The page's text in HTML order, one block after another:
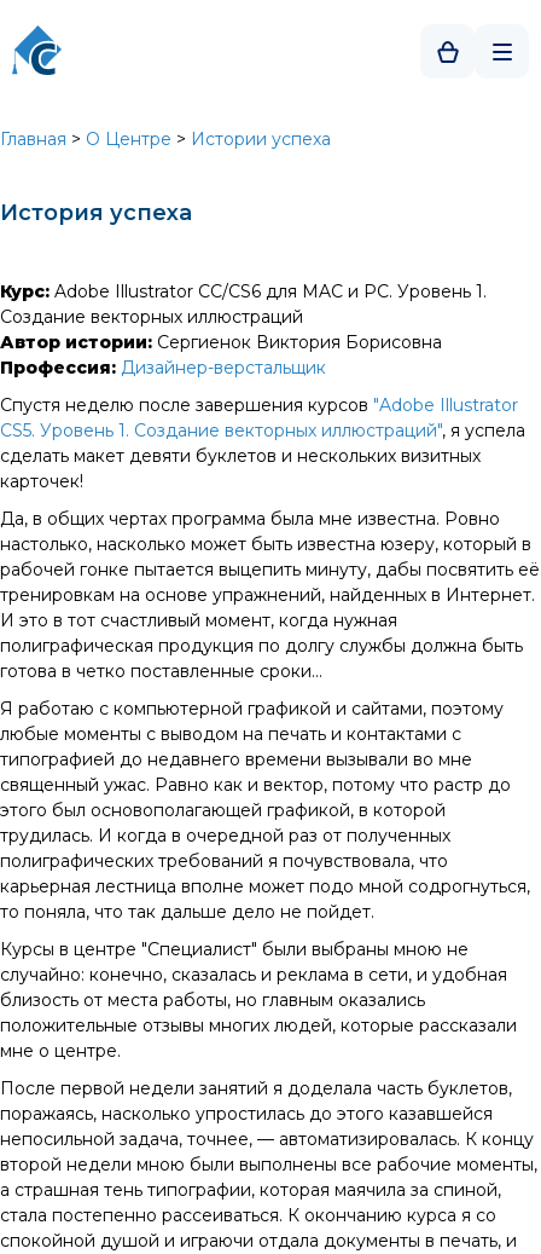
Главная > О Центре > Истории успеха
История успеха
Курс: Adobe Illustrator CC/CS6 для MAC и PC. Уровень 1.
Создание векторных иллюстраций
Автор истории: Сергиенок Виктория Борисовна
Профессия: Дизайнер-верстальщик
Спустя неделю после завершения курсов "Adobe Illustrator
CS5. Уровень 1. Создание векторных иллюстраций", я успела
сделать макет девяти буклетов и нескольких визитных
карточек!
Да, в общих чертах программа была мне известна. Ровно
настолько, насколько может быть известна юзеру, который в
рабочей гонке пытается выцепить минуту, дабы посвятить её
тренировкам на основе упражнений, найденных в Интернет.
И это в тот счастливый момент, когда нужная
полиграфическая продукция по долгу службы должна быть
готова в четко поставленные сроки...
Я работаю с компьютерной графикой и сайтами, поэтому
любые моменты с выводом на печать и контактами с
типографией до недавнего времени вызывали во мне
священный ужас. Равно как и вектор, потому что растр до
этого был основополагающей графикой, в которой
трудилась. И когда в очередной раз от полученных
полиграфических требований я почувствовала, что
карьерная лестница вполне может подо мной содрогнуться,
то поняла, что так дальше дело не пойдет.
Курсы в центре "Специалист" были выбраны мною не
случайно: конечно, сказалась и реклама в сети, и удобная
близость от места работы, но главным оказались
положительные отзывы многих людей, которые рассказали
мне о центре.
После первой недели занятий я доделала часть буклетов,
поражаясь, насколько упростилась до этого казавшейся
непосильной задача, точнее, — автоматизировалась. К концу
второй недели мною были выполнены все рабочие моменты,
а страшная тень типографии, которая маячила за спиной,
стала постепенно рассеиваться. К окончанию курса я со
спокойной душой и играючи отдала документы в печать, и